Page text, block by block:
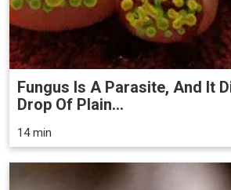
Fungus Is A Parasite, And It
Drop Of Plain...
14 min